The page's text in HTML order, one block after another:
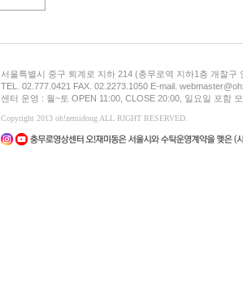
서울특별시 중구 퇴계로 지하 214 (충무로역 지하1층 개찰구
TEL. 02.777.0421 FAX. 02.2273.1050 E-mail.
센터 운영 : 월~토 OPEN 11:00, CLOSE 20:00, 일요일 포함
Copyright 2013 oh!zemidong ALL RIGHT RESERVED.